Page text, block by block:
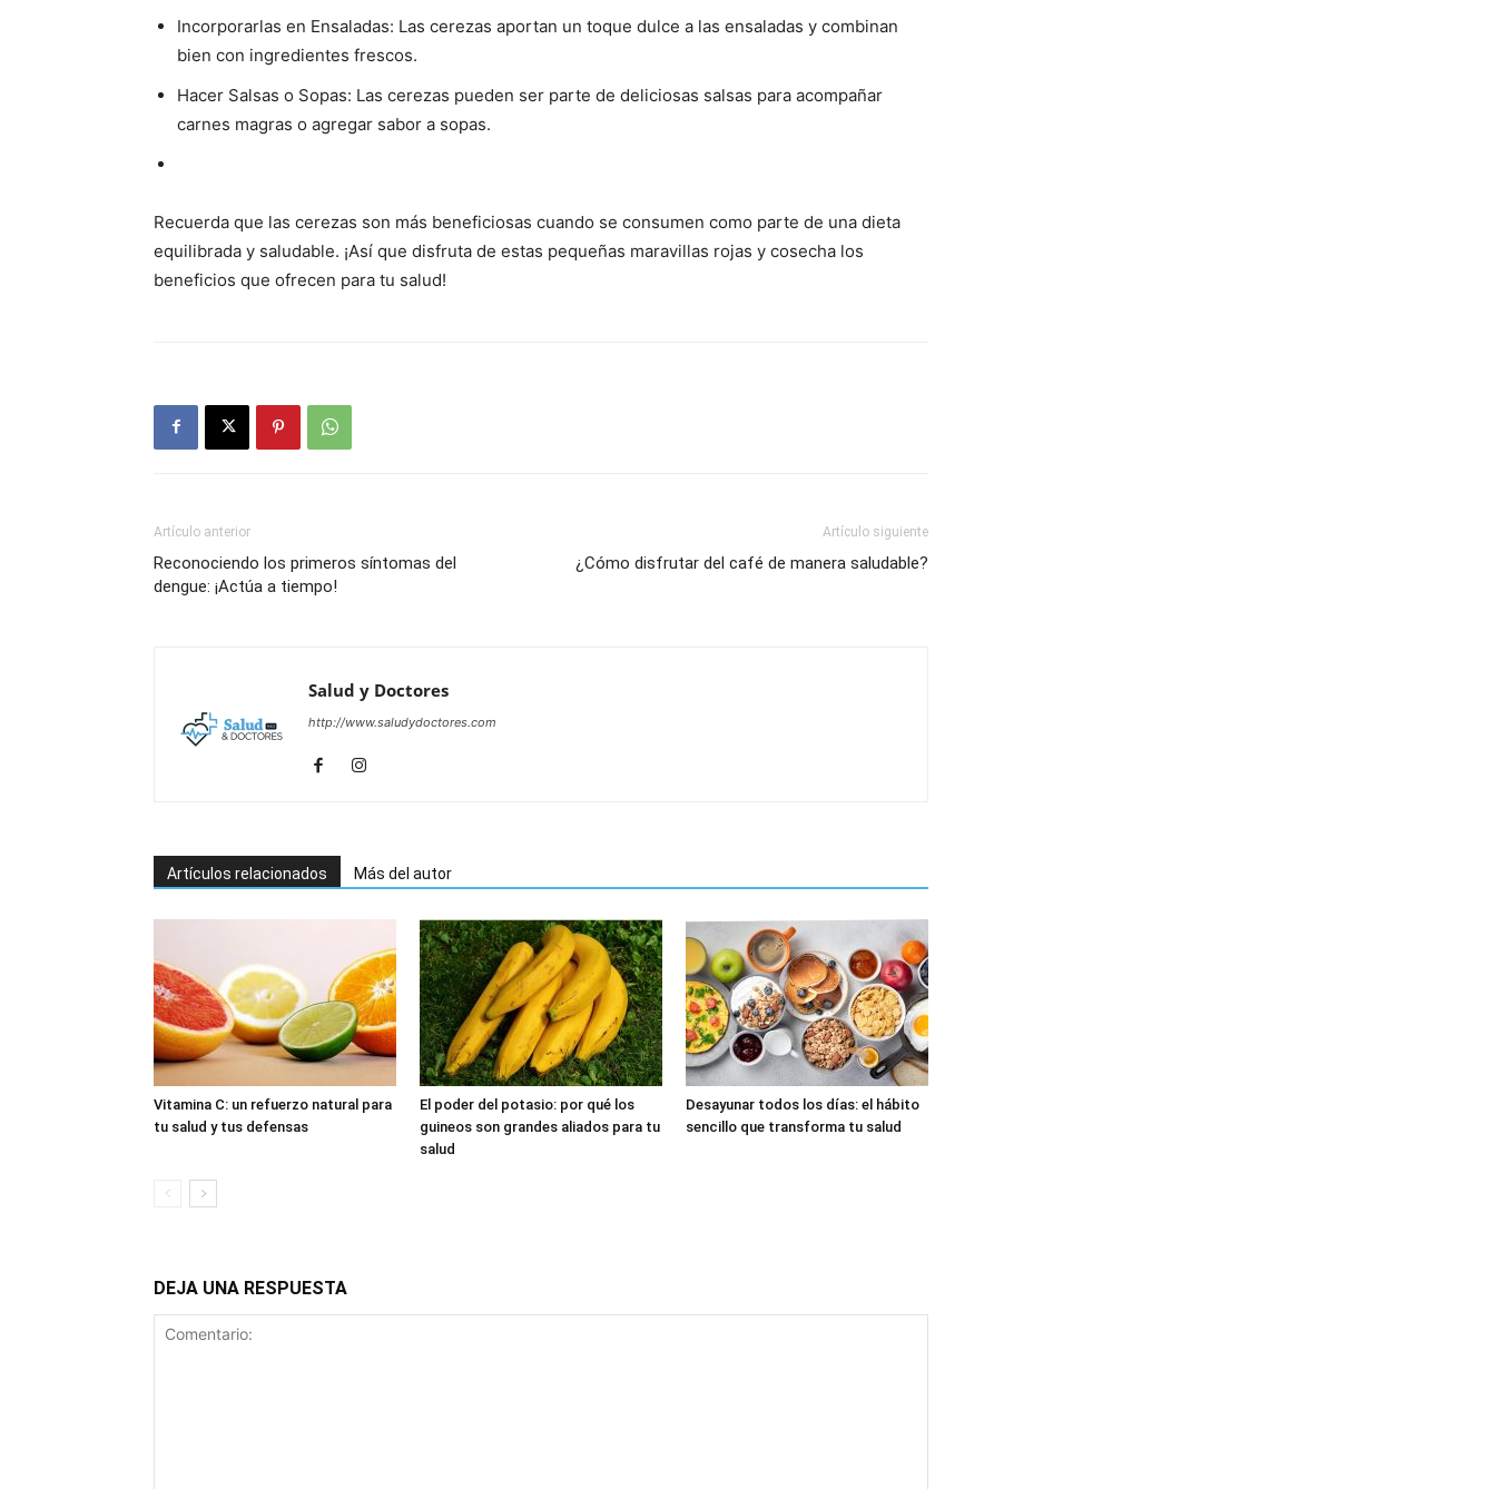
Incorporarlas en Ensaladas: Las cerezas aportan un toque dulce a las ensaladas y combinan
bien con ingredientes frescos.
Hacer Salsas o Sopas: Las cerezas pueden ser parte de deliciosas salsas para acompañar
carnes magras o agregar sabor a sopas.
Recuerda que las cerezas son más beneficiosas cuando se consumen como parte de una dieta
equilibrada y saludable. ¡Así que disfruta de estas pequeñas maravillas rojas y cosecha los
beneficios que ofrecen para tu salud!
Artículo anterior
Reconociendo los primeros síntomas del
dengue: ¡Actúa a tiempo!
Artículo siguiente
¿Cómo disfrutar del café de manera saludable?
Salud y Doctores
http://www.saludydoctores.com
Artículos relacionados Más del autor
Vitamina C: un refuerzo natural para
tu salud y tus defensas
El poder del potasio: por qué los
guineos son grandes aliados para tu
salud
Desayunar todos los días: el hábito
sencillo que transforma tu salud
DEJA UNA RESPUESTA